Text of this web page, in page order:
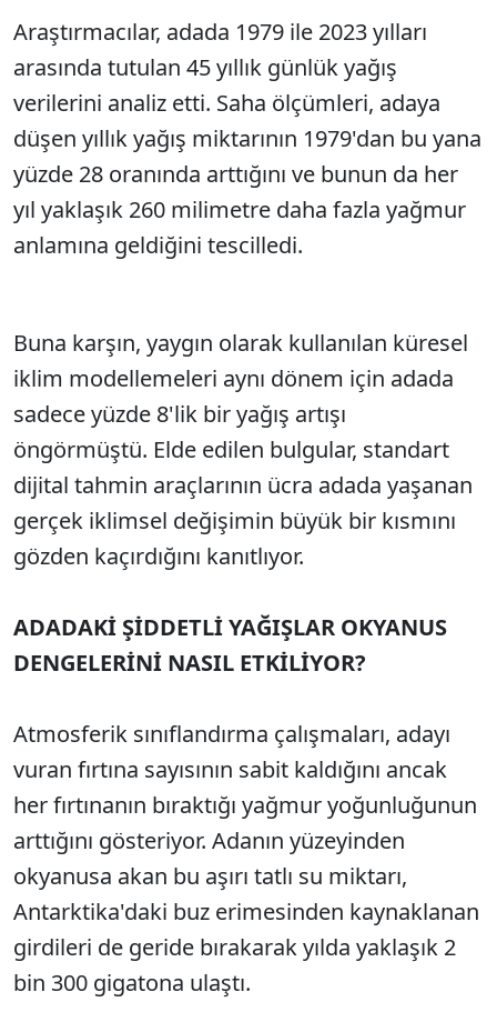
Sesi Aç
Araştırmacılar, adada 1979 ile 2023 yılları
arasında tutulan 45 yıllık günlük yağış
verilerini analiz etti. Saha ölçümleri, adaya
düşen yıllık yağış miktarının 1979'dan bu yana
yüzde 28 oranında arttığını ve bunun da her
yıl yaklaşık 260 milimetre daha fazla yağmur
anlamına geldiğini tescilledi.
Buna karşın, yaygın olarak kullanılan küresel
iklim modellemeleri aynı dönem için adada
sadece yüzde 8'lik bir yağış artışı
öngörmüştü. Elde edilen bulgular, standart
dijital tahmin araçlarının ücra adada yaşanan
gerçek iklimsel değişimin büyük bir kısmını
gözden kaçırdığını kanıtlıyor.
ADADAKİ ŞİDDETLİ YAĞIŞLAR OKYANUS
DENGELERİNİ NASIL ETKİLİYOR?
Atmosferik sınıflandırma çalışmaları, adayı
vuran fırtına sayısının sabit kaldığını ancak
her fırtınanın bıraktığı yağmur yoğunluğunun
arttığını gösteriyor. Adanın yüzeyinden
okyanusa akan bu aşırı tatlı su miktarı,
Antarktika'daki buz erimesinden kaynaklanan
girdileri de geride bırakarak yılda yaklaşık 2
bin 300 gigatona ulaştı.